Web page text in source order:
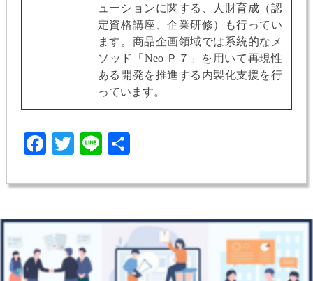
ューションに関する、人財育成（認
定資格講座、企業研修）も行ってい
ます。商品企画領域では系統的なメ
ソッド「Neo Ｐ７」を用いて再現性
ある開発を推進する内製化支援を行
っています。
Facebook
Twitter
Line